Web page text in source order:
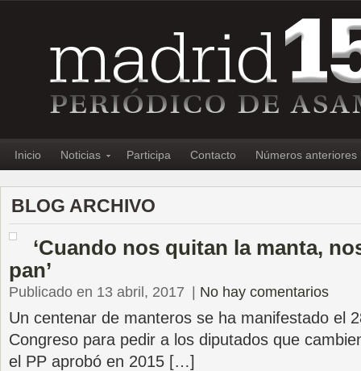
Inicio Noticias Participa Contacto Números anteriores
BLOG ARCHIVO
‘Cuando nos quitan la manta,
pan’
Publicado en 13 abril, 2017 No hay comentarios
Un centenar de manteros se ha manifestado el
Congreso para pedir a los diputados que
el PP aprobó en 2015 […]